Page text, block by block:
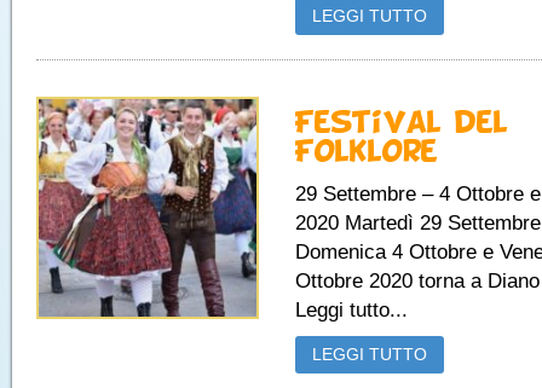
LEGGI TUTTO
Festival del
Folklore
29 Settembre – 4 Ottobre
2020 Martedì 29
Domenica 4 Ottobre e
Ottobre 2020 torna a
Leggi tutto...
LEGGI TUTTO